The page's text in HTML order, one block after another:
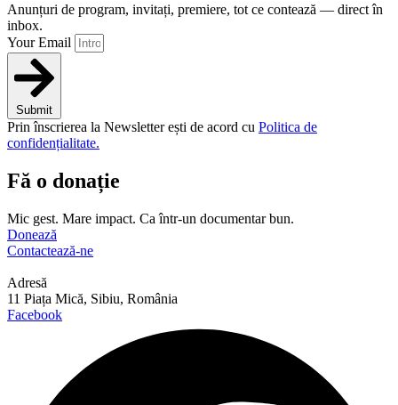
Anunțuri de program, invitați, premiere, tot ce contează — direct în
inbox.
Your Email
Submit
Prin înscrierea la Newsletter ești de acord cu Politica de
confidențialitate.
Fă o donație
Mic gest. Mare impact. Ca într-un documentar bun.
Donează
Contactează-ne
Adresă
11 Piața Mică, Sibiu, România
Facebook